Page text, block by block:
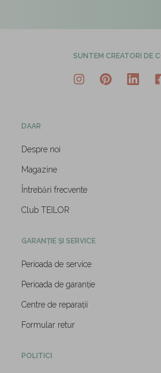
SUNTEM CREATORI DE
DAAR
Despre noi
Magazine
Întrebări frecvente
Club TEILOR
GARANȚIE ȘI SERVICE
Perioada de service
Perioada de garanție
Centre de reparații
Formular retur
POLITICI